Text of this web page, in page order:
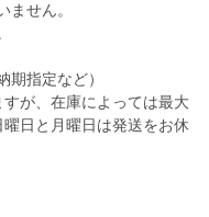
せん。
指定など）
が、在庫によっては最大
日と月曜日は発送をお休